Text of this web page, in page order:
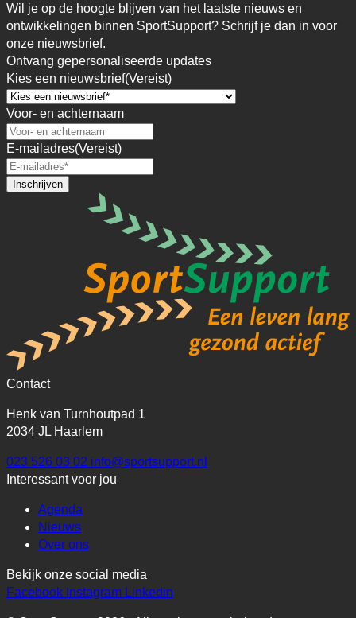
Wil je op de hoogte blijven van het laatste nieuws en
ontwikkelingen binnen SportSupport? Schrijf je dan in voor
onze nieuwsbrief.
Ontvang gepersonaliseerde updates
Kies een nieuwsbrief(Vereist)
Voor- en achternaam
E-mailadres(Vereist)
Contact
Henk van Turnhoutpad 1
2034 JL Haarlem
023 526 03 02 info@sportsupport.nl
Interessant voor jou
Agenda
Nieuws
Over ons
Bekijk onze social media
Facebook Instagram Linkedin